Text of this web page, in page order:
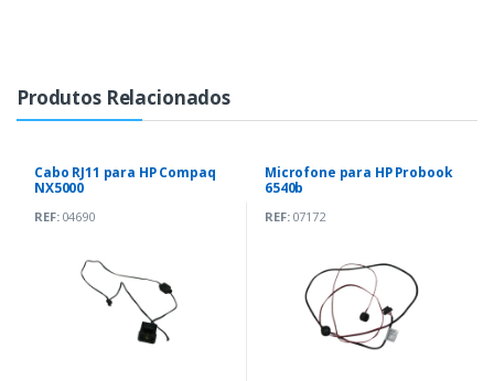
Produtos Relacionados
Cabo RJ11 para HP Compaq
NX5000
REF:04690
Microfone para HP Probook
6540b
REF:07172